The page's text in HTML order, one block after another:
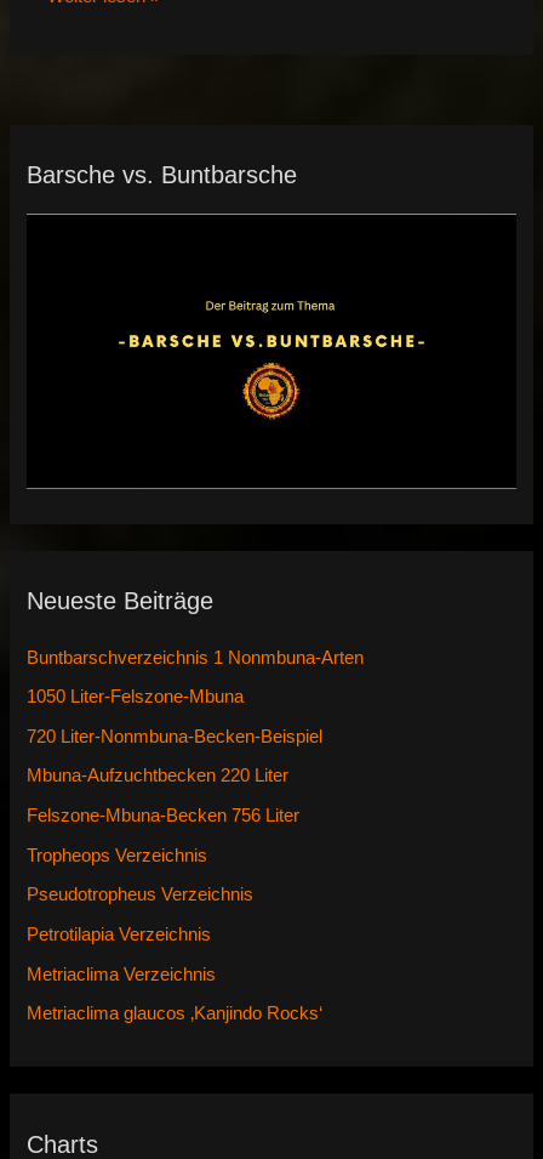
Barsche vs. Buntbarsche
Neueste Beiträge
Buntbarschverzeichnis 1 Nonmbuna-Arten
1050 Liter-Felszone-Mbuna
720 Liter-Nonmbuna-Becken-Beispiel
Mbuna-Aufzuchtbecken 220 Liter
Felszone-Mbuna-Becken 756 Liter
Tropheops Verzeichnis
Pseudotropheus Verzeichnis
Petrotilapia Verzeichnis
Metriaclima Verzeichnis
Metriaclima glaucos ‚Kanjindo Rocks‘
Charts